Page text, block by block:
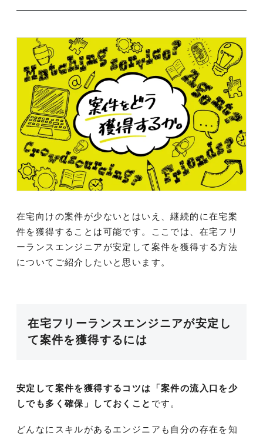
在宅向けの案件が少ないとはいえ、継続的に在宅案
件を獲得することは可能です。ここでは、在宅フリ
ーランスエンジニアが安定して案件を獲得する方法
についてご紹介したいと思います。
在宅フリーランスエンジニアが安定し
て案件を獲得するには
安定して案件を獲得するコツは「案件の流入口を少
しでも多く確保」しておくこと です。
どんなにスキルがあるエンジニアも自分の存在を知